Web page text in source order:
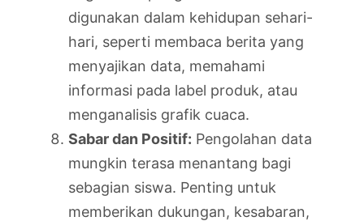
digunakan dalam kehidupan sehari-
hari, seperti membaca berita yang
menyajikan data, memahami
informasi pada label produk, atau
menganalisis grafik cuaca.
Sabar dan Positif: Pengolahan data
mungkin terasa menantang bagi
sebagian siswa. Penting untuk
memberikan dukungan, kesabaran,